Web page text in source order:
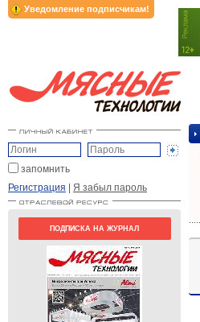
Уведомление подписчикам!
запомнить
Регистрация | Я забыл пароль
ПОДПИСКА НА ЖУРНАЛ